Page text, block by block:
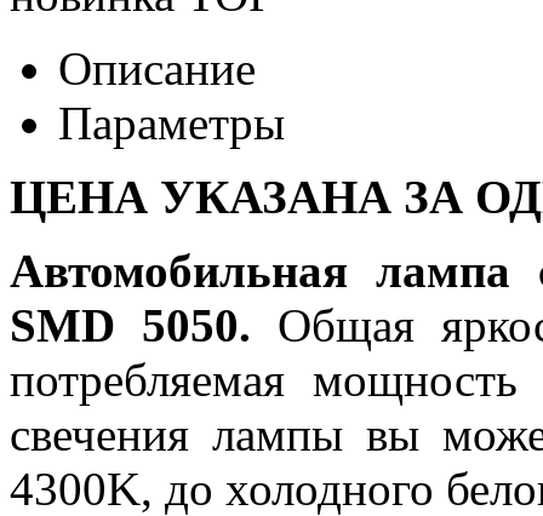
Описание
Параметры
ЦЕНА УКАЗАНА ЗА
Автомобильная
SMD 5050. Общая
потребляемая мощность
свечения лампы вы
4300K, до холодного